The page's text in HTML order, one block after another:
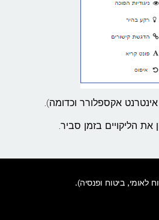
אקספלורר וכדומה).
את הליקויים בזמן סביר.
לאומי, ביטוח ופנסיה).